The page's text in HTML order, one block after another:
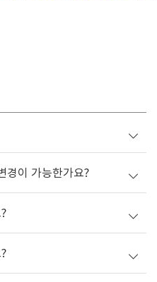
경이 가능한가요?